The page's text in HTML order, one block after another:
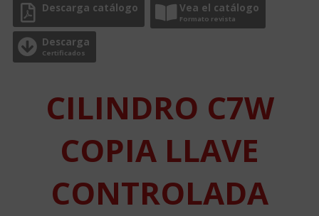
Descarga catálogo Vea el catálogo
Formato revista
Descarga
Certificados
CILINDRO C7W
COPIA LLAVE
CONTROLADA